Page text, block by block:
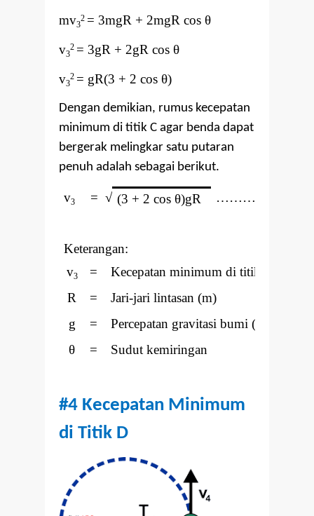
mv3
2 = 3mgR + 2mgR cos θ
v3
2 = 3gR + 2gR cos θ
v3
2 = gR(3 + 2 cos θ)
Dengan demikian, rumus kecepatan
minimum di titik C agar benda dapat
bergerak melingkar satu putaran
penuh adalah sebagai berikut.
v3 = √ (3 + 2 cos θ)gR ………. Pers. (3)
Keterangan:
v3 =
Kecepatan minimum di titik C (m/s)
R
=
Jari-jari lintasan (m)
g
= Percepatan gravitasi bumi (m/s
θ
= Sudut kemiringan
#4 Kecepatan Minimum
di Titik D